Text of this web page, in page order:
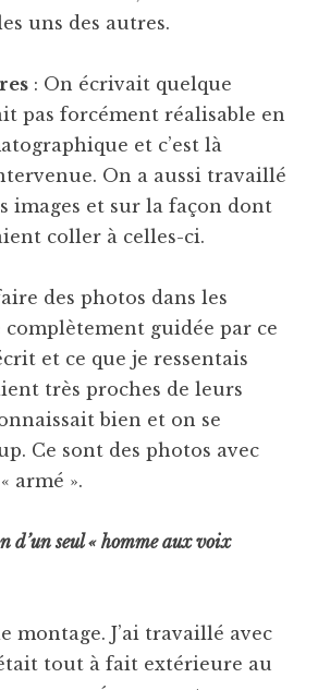
uns des autres.
: On écrivait quelque
pas forcément réalisable en
et c’est là
On a aussi travaillé
images et sur la façon dont
coller à celles-ci.
des photos dans les
complètement guidée par ce
et ce que je ressentais
très proches de leurs
bien et on se
Ce sont des photos avec
armé ».
d’un seul « homme aux voix
montage. J’ai travaillé avec
tout à fait extérieure au